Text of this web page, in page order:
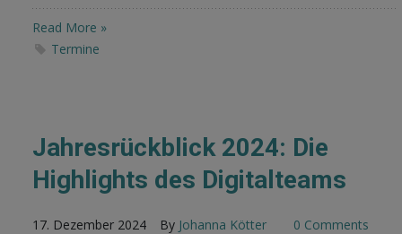
Read More »
Termine
Jahresrückblick 2024: Die
Highlights des Digitalteams
17. Dezember 2024 By Johanna Kötter 0 Comments